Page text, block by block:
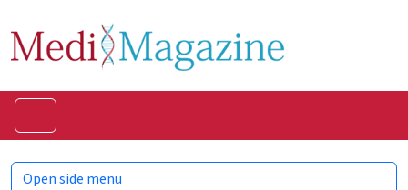
Open side menu